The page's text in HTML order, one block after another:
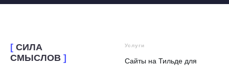
[ СИЛА
СМЫСЛОВ ]
Услуги
Сайты на Тильде для